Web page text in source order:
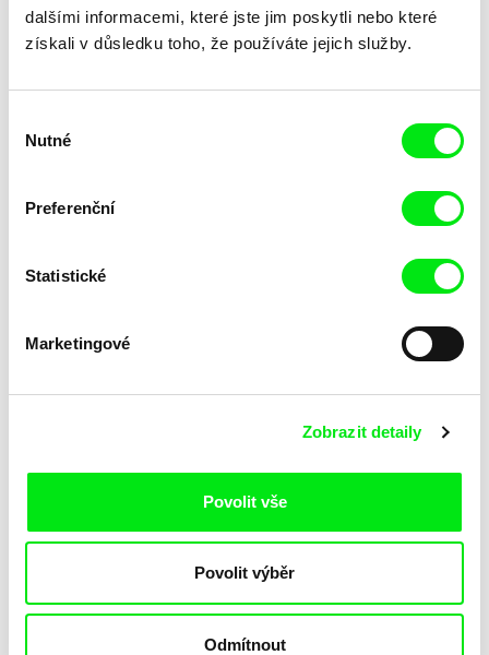
dalšími informacemi, které jste jim poskytli nebo které
získali v důsledku toho, že používáte jejich služby.
souhlasu
Nutné
Preferenční
Statistické
Marketingové
Zobrazit detaily
Povolit vše
Povolit výběr
Odmítnout
Junior Chats: Rozhovor s
Junior Chats: Filmařský
workshop na Ji.hlava dětem
Junior Chats s Harunou